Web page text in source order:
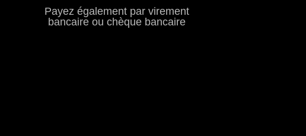
Payez également par virement
bancaire ou chèque bancaire